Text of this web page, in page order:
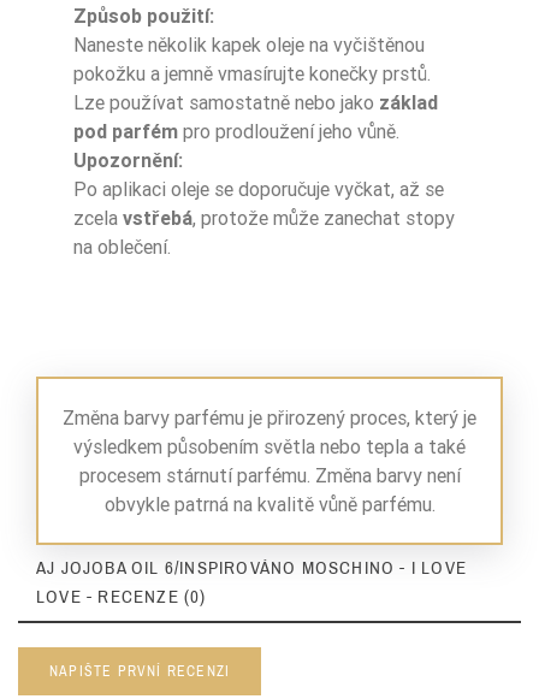
Způsob použití:
Naneste několik kapek oleje na vyčištěnou
pokožku a jemně vmasírujte konečky prstů.
Lze používat samostatně nebo jako základ
pod parfém pro prodloužení jeho vůně.
Upozornění:
Po aplikaci oleje se doporučuje vyčkat, až se
zcela vstřebá, protože může zanechat stopy
na oblečení.
Změna barvy parfému je přirozený proces, který je
výsledkem působením světla nebo tepla a také
procesem stárnutí parfému. Změna barvy není
obvykle patrná na kvalitě vůně parfému.
AJ JOJOBA OIL 6/INSPIROVÁNO MOSCHINO - I LOVE
LOVE - RECENZE (0)
NAPIŠTE PRVNÍ RECENZI